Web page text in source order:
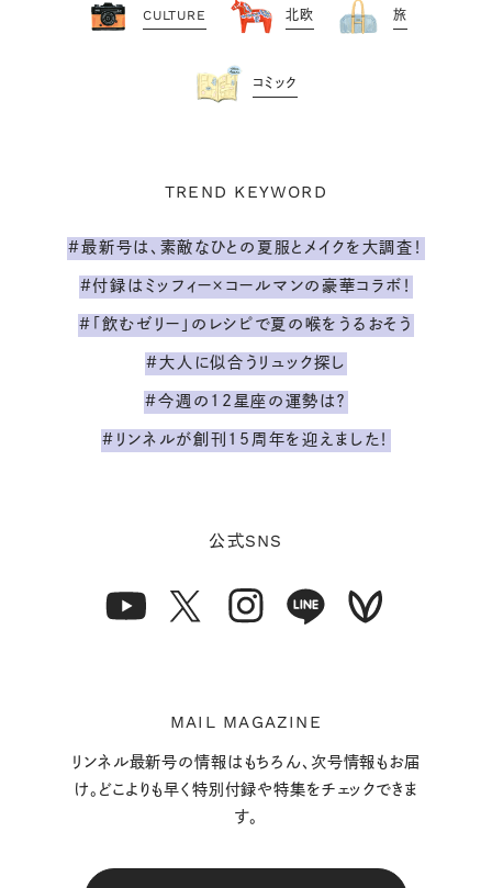
CULTURE 北欧 旅
コミック
TREND KEYWORD
#最新号は、素敵なひとの夏服とメイクを大調査！
#付録はミッフィー×コールマンの豪華コラボ！
#「飲むゼリー」のレシピで夏の喉をうるおそう
#大人に似合うリュック探し
#今週の12星座の運勢は？
#リンネルが創刊15周年を迎えました！
公式SNS
MAIL MAGAZINE
リンネル最新号の情報はもちろん、次号情報もお届
け。どこよりも早く特別付録や特集をチェックできま
す。